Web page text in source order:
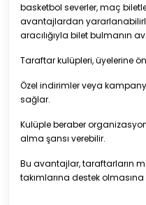
basketbol severler, maç
avantajlardan
aracılığıyla bilet bulmanın
Taraftar kulüpleri, üyelerine
Özel indirimler veya
sağlar.
Kulüple beraber
alma şansı verebilir.
Bu avantajlar, taraftarların
takımlarına destek